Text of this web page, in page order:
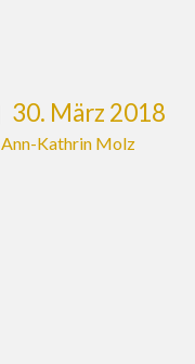
30. März 2018
Ann-Kathrin Molz